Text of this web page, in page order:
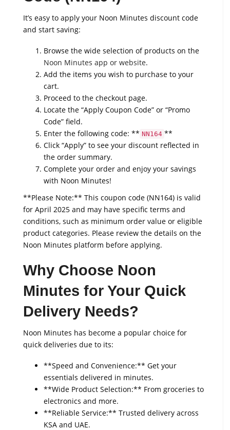
It’s easy to apply your Noon Minutes discount code
and start saving:
Browse the wide selection of products on the
Noon Minutes app or website.
Add the items you wish to purchase to your
cart.
Proceed to the checkout page.
Locate the “Apply Coupon Code” or “Promo
Code” field.
Enter the following code: ** NN164 **
Click “Apply” to see your discount reflected in
the order summary.
Complete your order and enjoy your savings
with Noon Minutes!
**Please Note:** This coupon code (NN164) is valid
for April 2025 and may have specific terms and
conditions, such as minimum order value or eligible
product categories. Please review the details on the
Noon Minutes platform before applying.
Why Choose Noon
Minutes for Your Quick
Delivery Needs?
Noon Minutes has become a popular choice for
quick deliveries due to its:
**Speed and Convenience:** Get your
essentials delivered in minutes.
**Wide Product Selection:** From groceries to
electronics and more.
**Reliable Service:** Trusted delivery across
KSA and UAE.